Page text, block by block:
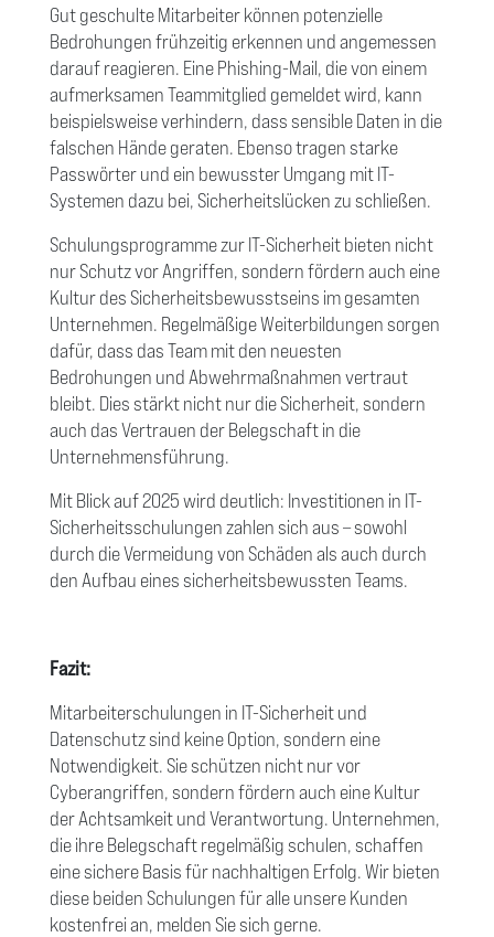
Gut geschulte Mitarbeiter können potenzielle
Bedrohungen frühzeitig erkennen und angemessen
darauf reagieren. Eine Phishing-Mail, die von einem
aufmerksamen Teammitglied gemeldet wird, kann
beispielsweise verhindern, dass sensible Daten in die
falschen Hände geraten. Ebenso tragen starke
Passwörter und ein bewusster Umgang mit IT-
Systemen dazu bei, Sicherheitslücken zu schließen.
Schulungsprogramme zur IT-Sicherheit bieten nicht
nur Schutz vor Angriffen, sondern fördern auch eine
Kultur des Sicherheitsbewusstseins im gesamten
Unternehmen. Regelmäßige Weiterbildungen sorgen
dafür, dass das Team mit den neuesten
Bedrohungen und Abwehrmaßnahmen vertraut
bleibt. Dies stärkt nicht nur die Sicherheit, sondern
auch das Vertrauen der Belegschaft in die
Unternehmensführung.
Mit Blick auf 2025 wird deutlich: Investitionen in IT-
Sicherheitsschulungen zahlen sich aus – sowohl
durch die Vermeidung von Schäden als auch durch
den Aufbau eines sicherheitsbewussten Teams.
Fazit:
Mitarbeiterschulungen in IT-Sicherheit und
Datenschutz sind keine Option, sondern eine
Notwendigkeit. Sie schützen nicht nur vor
Cyberangriffen, sondern fördern auch eine Kultur
der Achtsamkeit und Verantwortung. Unternehmen,
die ihre Belegschaft regelmäßig schulen, schaffen
eine sichere Basis für nachhaltigen Erfolg. Wir bieten
diese beiden Schulungen für alle unsere Kunden
kostenfrei an, melden Sie sich gerne.